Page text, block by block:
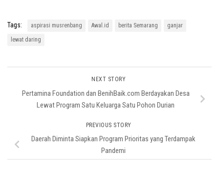
Tags: aspirasi musrenbang Awal.id berita Semarang ganjar
lewat daring
NEXT STORY
Pertamina Foundation dan BenihBaik.com Berdayakan Desa
Lewat Program Satu Keluarga Satu Pohon Durian
PREVIOUS STORY
Daerah Diminta Siapkan Program Prioritas yang Terdampak
Pandemi